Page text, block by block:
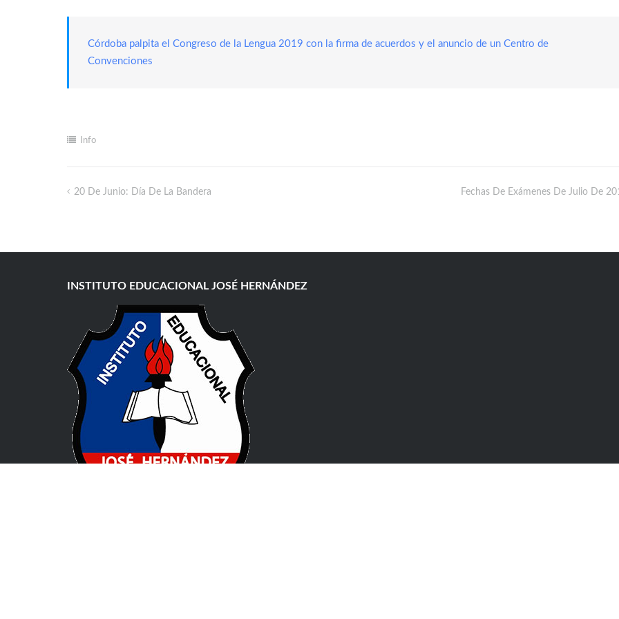
Córdoba palpita el Congreso de la Lengua 2019 con la firma de acuerdos y el anuncio de un Centro de
Convenciones
Info
20 De Junio: Día De La Bandera Fechas De Exámenes De Julio De
INSTITUTO EDUCACIONAL JOSÉ HERNÁNDEZ